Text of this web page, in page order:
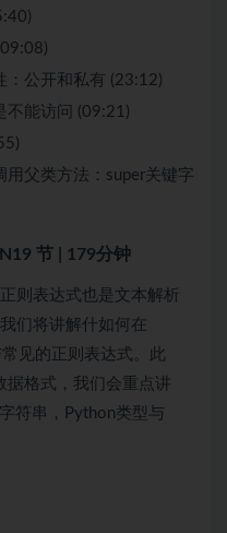
：公开和私有 (23:12)
不能访问 (09:21)
用父类方法：super关键字
19 节 | 179分钟
则表达式也是文本解析
们将讲解什如何在
见的正则表达式。此
据格式，我们会重点讲
符串，Python类型与